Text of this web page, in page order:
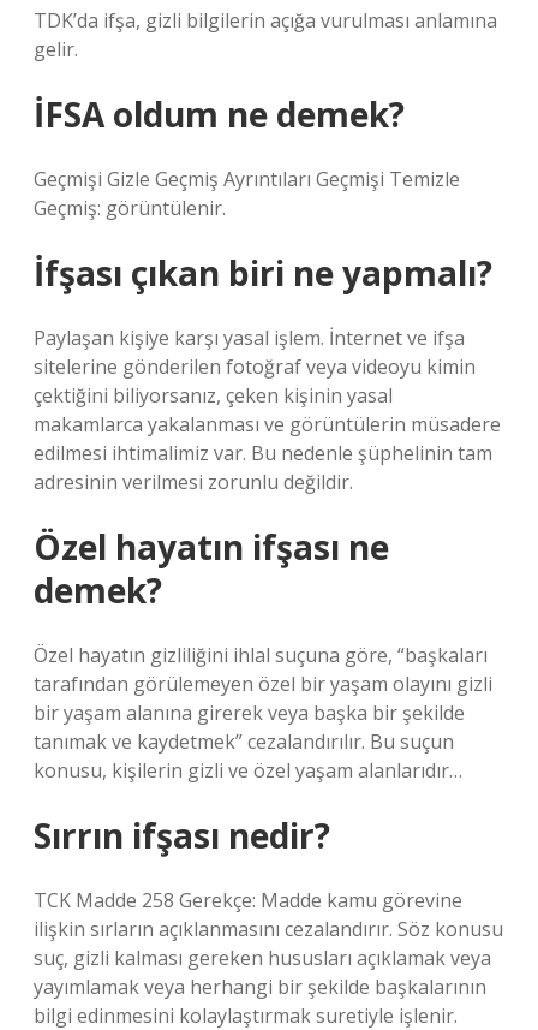
TDK’da ifşa, gizli bilgilerin açığa vurulması anlamına
gelir.
İFSA oldum ne demek?
Geçmişi Gizle Geçmiş Ayrıntıları Geçmişi Temizle
Geçmiş: görüntülenir.
İfşası çıkan biri ne yapmalı?
Paylaşan kişiye karşı yasal işlem. İnternet ve ifşa
sitelerine gönderilen fotoğraf veya videoyu kimin
çektiğini biliyorsanız, çeken kişinin yasal
makamlarca yakalanması ve görüntülerin müsadere
edilmesi ihtimalimiz var. Bu nedenle şüphelinin tam
adresinin verilmesi zorunlu değildir.
Özel hayatın ifşası ne
demek?
Özel hayatın gizliliğini ihlal suçuna göre, “başkaları
tarafından görülemeyen özel bir yaşam olayını gizli
bir yaşam alanına girerek veya başka bir şekilde
tanımak ve kaydetmek” cezalandırılır. Bu suçun
konusu, kişilerin gizli ve özel yaşam alanlarıdır…
Sırrın ifşası nedir?
TCK Madde 258 Gerekçe: Madde kamu görevine
ilişkin sırların açıklanmasını cezalandırır. Söz konusu
suç, gizli kalması gereken hususları açıklamak veya
yayımlamak veya herhangi bir şekilde başkalarının
bilgi edinmesini kolaylaştırmak suretiyle işlenir.